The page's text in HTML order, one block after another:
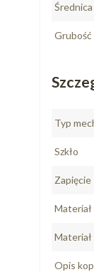
Grubość
Typ
Szkło
Zapięcie
Opis